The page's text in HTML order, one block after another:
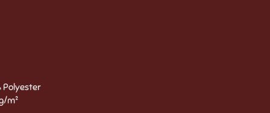
Polyester
m²